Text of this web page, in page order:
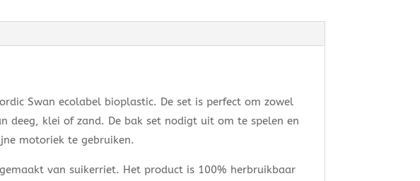
Swan ecolabel bioplastic. De set is perfect om zowel
deeg, klei of zand. De bak set nodigt uit om te spelen en
motoriek te gebruiken.
van suikerriet. Het product is 100% herbruikbaar